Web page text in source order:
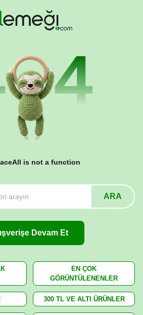
is not a function
ARA
Devam Et
EN ÇOK
GÖRÜNTÜLENENLER
300 TL VE ALTI ÜRÜNLER